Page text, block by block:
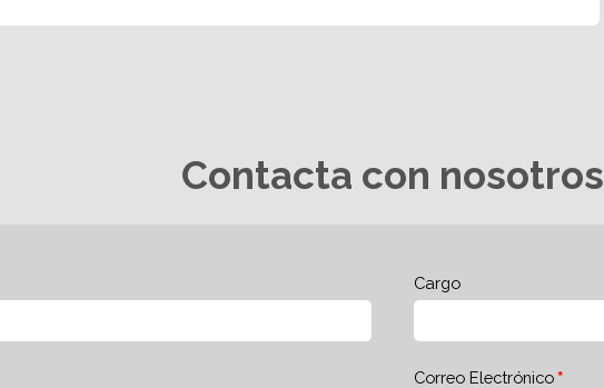
Contacta con nosotros
Cargo
Correo Electrónico